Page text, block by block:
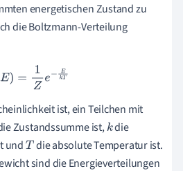
energetischen Zustand zu
die Boltzmann-Verteilung
(E) =1Z e−EkT
ist, ein Teilchen mit
Zustandssumme ist,kdie
undT die absolute Temperatur ist.
sind die Energieverteilungen